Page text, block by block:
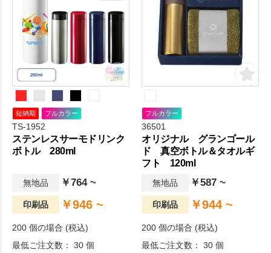
短納期 フルカラー
TS-1952
ステンレスサーモドリンク
ボトル 280ml
無地品 ￥764 ~
印刷品 ￥946 ~
200 個の場合 (税込)
最低ご注文数： 30 個
フルカラー
36501
オリジナル グランゴール
ド 真空ボトル＆タオルギ
フト 120ml
無地品 ￥587 ~
印刷品 ￥944 ~
200 個の場合 (税込)
最低ご注文数： 30 個